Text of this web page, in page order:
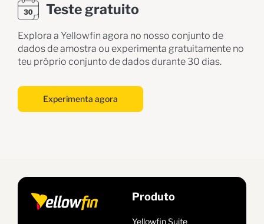
Teste gratuito
Explora a Yellowfin agora no nosso conjunto de
dados de amostra ou experimenta gratuitamente no
teu próprio conjunto de dados durante 30 dias.
Experimenta agora
Produto
Yellowfin Suite